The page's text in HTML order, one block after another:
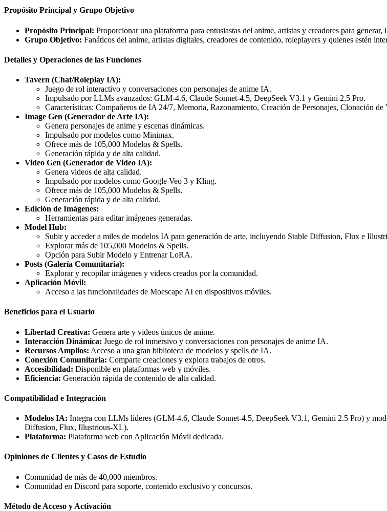
Propósito Principal y Grupo Objetivo
Propósito Principal: Proporcionar una plataforma para entusiastas del anime, artistas y creadores para
Grupo Objetivo: Fanáticos del anime, artistas digitales, creadores de contenido, roleplayers y quienes estén
Detalles y Operaciones de las Funciones
Tavern (Chat/Roleplay IA):
Juego de rol interactivo y conversaciones con personajes de anime IA.
Impulsado por LLMs avanzados: GLM-4.6, Claude Sonnet-4.5, DeepSeek V3.1 y Gemini 2.5 Pro.
Características: Compañeros de IA 24/7, Memoria, Razonamiento, Creación de Personajes, Clonación
Image Gen (Generador de Arte IA):
Genera personajes de anime y escenas dinámicas.
Impulsado por modelos como Minimax.
Ofrece más de 105,000 Modelos & Spells.
Generación rápida y de alta calidad.
Video Gen (Generador de Video IA):
Genera videos de alta calidad.
Impulsado por modelos como Google Veo 3 y Kling.
Ofrece más de 105,000 Modelos & Spells.
Generación rápida y de alta calidad.
Edición de Imágenes:
Herramientas para editar imágenes generadas.
Model Hub:
Subir y acceder a miles de modelos IA para generación de arte, incluyendo Stable Diffusion, Flux e
Explorar más de 105,000 Modelos & Spells.
Opción para Subir Modelo y Entrenar LoRA.
Posts (Galería Comunitaria):
Explorar y recopilar imágenes y videos creados por la comunidad.
Aplicación Móvil:
Acceso a las funcionalidades de Moescape AI en dispositivos móviles.
Beneficios para el Usuario
Libertad Creativa: Genera arte y videos únicos de anime.
Interacción Dinámica: Juego de rol inmersivo y conversaciones con personajes de anime IA.
Recursos Amplios: Acceso a una gran biblioteca de modelos y spells de IA.
Conexión Comunitaria: Comparte creaciones y explora trabajos de otros.
Accesibilidad: Disponible en plataformas web y móviles.
Eficiencia: Generación rápida de contenido de alta calidad.
Compatibilidad e Integración
Modelos IA: Integra con LLMs líderes (GLM-4.6, Claude Sonnet-4.5, DeepSeek V3.1, Gemini 2.5 Pro) y
Diffusion, Flux, Illustrious-XL).
Plataforma: Plataforma web con Aplicación Móvil dedicada.
Opiniones de Clientes y Casos de Estudio
Comunidad de más de 40,000 miembros.
Comunidad en Discord para soporte, contenido exclusivo y concursos.
Método de Acceso y Activación